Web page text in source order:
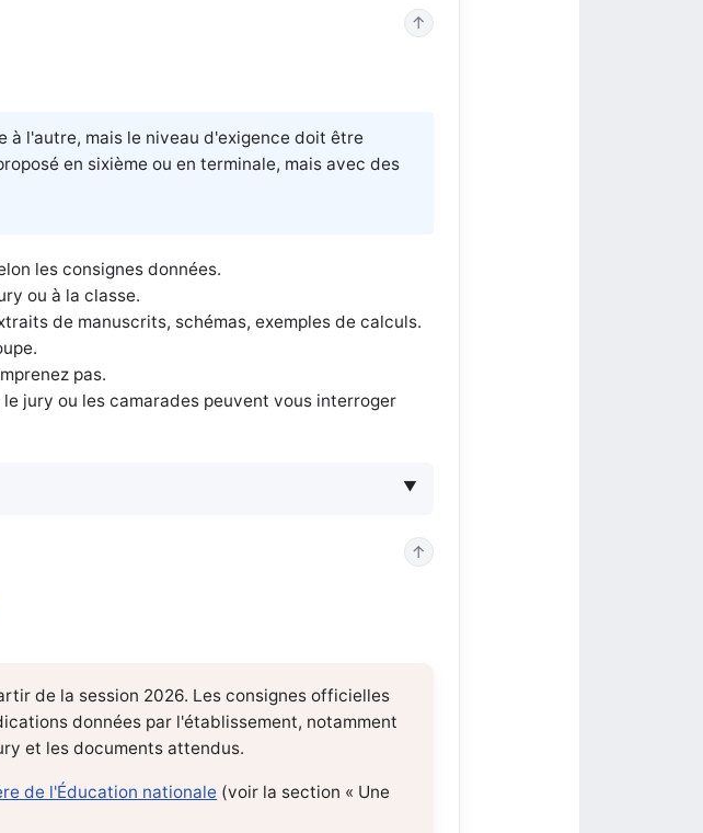
↑
l'autre, mais le niveau d'exigence doit être
en sixième ou en terminale, mais avec des
les consignes données.
ou à la classe.
de manuscrits, schémas, exemples de calculs.
pas.
jury ou les camarades peuvent vous interroger
↑
de la session 2026. Les consignes officielles
données par l'établissement, notamment
et les documents attendus.
de l'Éducation nationale (voir la section « Une